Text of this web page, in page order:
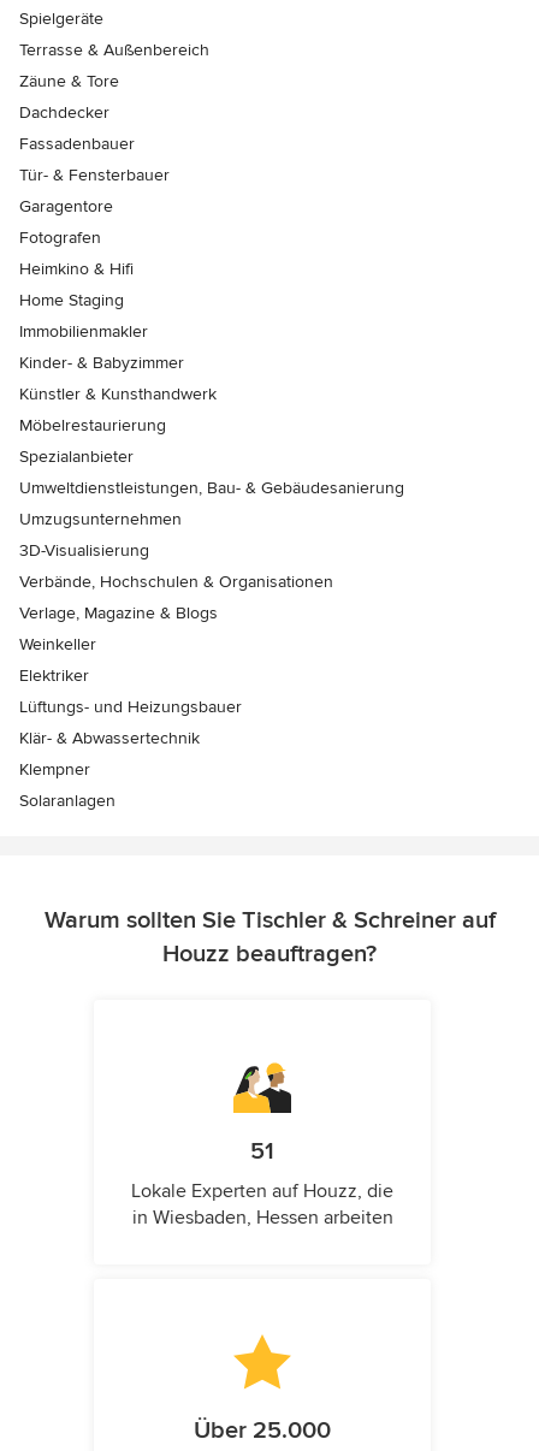
Spielgeräte
Terrasse & Außenbereich
Zäune & Tore
Dachdecker
Fassadenbauer
Tür- & Fensterbauer
Garagentore
Fotografen
Heimkino & Hifi
Home Staging
Immobilienmakler
Kinder- & Babyzimmer
Künstler & Kunsthandwerk
Möbelrestaurierung
Spezialanbieter
Umweltdienstleistungen, Bau- & Gebäudesanierung
Umzugsunternehmen
3D-Visualisierung
Verbände, Hochschulen & Organisationen
Verlage, Magazine & Blogs
Weinkeller
Elektriker
Lüftungs- und Heizungsbauer
Klär- & Abwassertechnik
Klempner
Solaranlagen
Warum sollten Sie Tischler & Schreiner auf
Houzz beauftragen?
51
Lokale Experten auf Houzz, die
in Wiesbaden, Hessen arbeiten
Über 25.000